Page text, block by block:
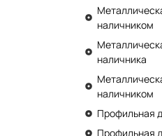
наличником
наличника
наличником
Профильная
Профильная